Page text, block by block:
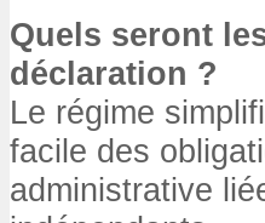
Quels seront
déclaration ?
Le régime
facile des
administrative